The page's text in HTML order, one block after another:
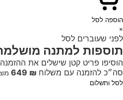
הוספה לסל
×
לפני שעוברים לסל
תוספות למתנה
הוסיפו פריט קטן שישלים את
סה״כ להזמנה עם משלוח ₪ 649 מוצר
לסל ותשלום